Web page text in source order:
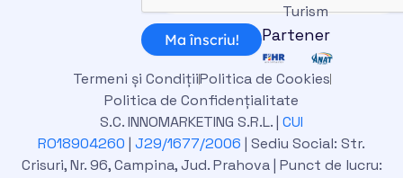
Ma înscriu!
Turism
Partener
Termeni și CondițiiPolitica de Cookies
Politica de Confidențialitate
S.C. INNOMARKETING S.R.L. | CUI
RO18904260 | J29/1677/2006 | Sediu Social: Str.
Crisuri, Nr. 96, Campina, Jud. Prahova | Punct de lucru: